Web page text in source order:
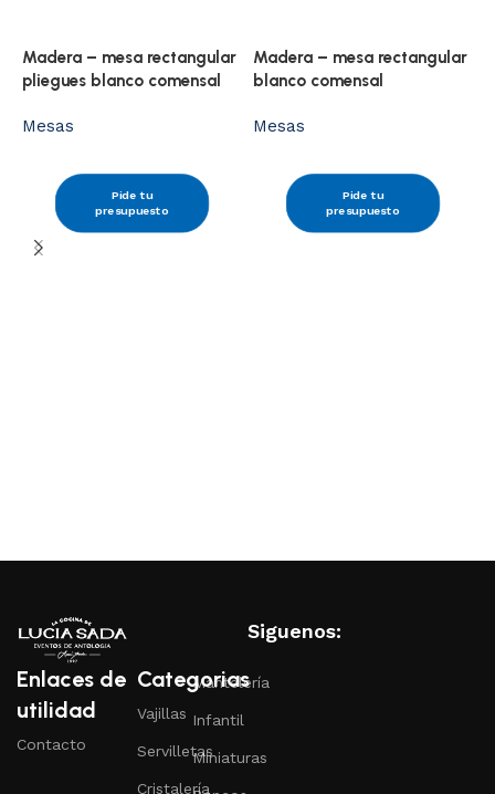
Madera – mesa rectangular
pliegues blanco comensal
Mesas
Pide tu
presupuesto
Madera – mesa rectangular
blanco comensal
Mesas
Pide tu
presupuesto
Enlaces de
utilidad
Contacto
Categorias
Vajillas
Servilletas
Cristalería
Mantelería
Infantil
Miniaturas
Siguenos: